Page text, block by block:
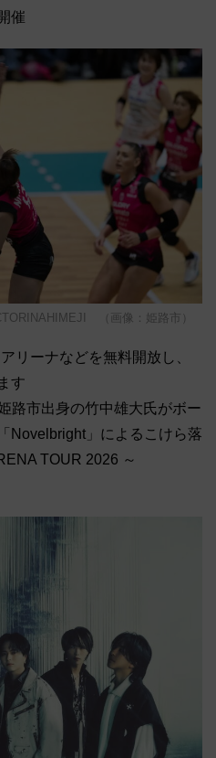
催
（画像：姫路市）
リーナなどを無料開放し、
す
路市出身の竹中雄大氏がボー
Novelbright」によるこけら落
TOUR 2026 ～